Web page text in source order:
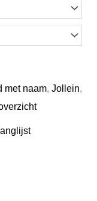
met naam Jollein